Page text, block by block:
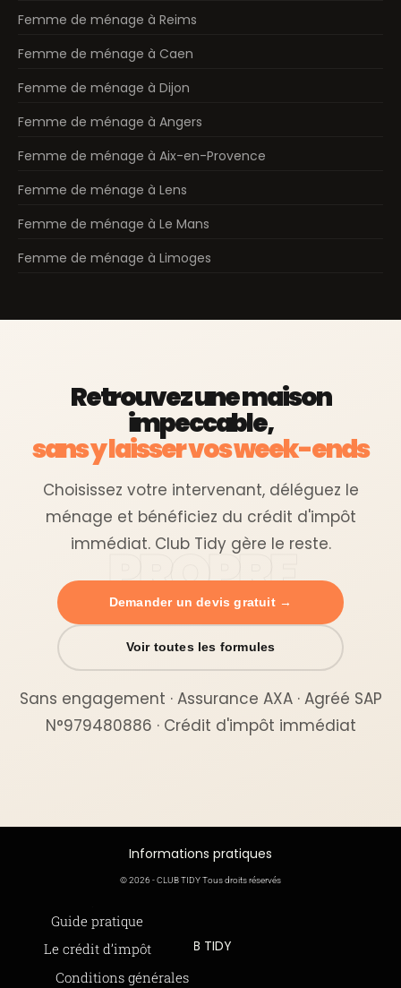
Femme de ménage à Reims
Femme de ménage à Caen
Femme de ménage à Dijon
Femme de ménage à Angers
Femme de ménage à Aix-en-Provence
Femme de ménage à Lens
Femme de ménage à Le Mans
Femme de ménage à Limoges
Retrouvez une maison
impeccable,
sans y laisser vos week-ends
Choisissez votre intervenant, déléguez le
ménage et bénéficiez du crédit d'impôt
immédiat. Club Tidy gère le reste.
Demander un devis gratuit →
Voir toutes les formules
Sans engagement · Assurance AXA · Agréé SAP
N°979480886 · Crédit d'impôt immédiat
Informations pratiques
Guide pratique
Le crédit d’impôt
Offre de parrainage 50-50
© 2026 - CLUB TIDY Tous droits réservés
Informations légales
Conditions générales
CLUB TIDY
SAS CLUB TIDY
165 Avenue de Bretagne